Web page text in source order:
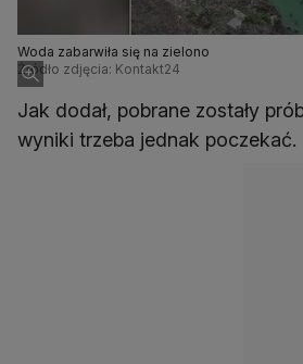
Woda zabarwiła się na zielono
Źródło zdjęcia: Kontakt24
Jak dodał, pobrane zostały
wyniki trzeba jednak poczekać.